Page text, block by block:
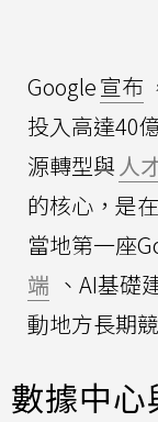
Google宣布
投入高達40
源轉型與 人
的核心，是
當地第一座
端 、AI基礎
動地方長期
數據中